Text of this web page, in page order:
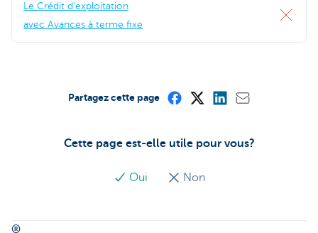
Le Crédit d'exploitation
avec Avances à terme fixe
Cette page est-elle utile pour vous?
Oui Non
Partagez cette page
®